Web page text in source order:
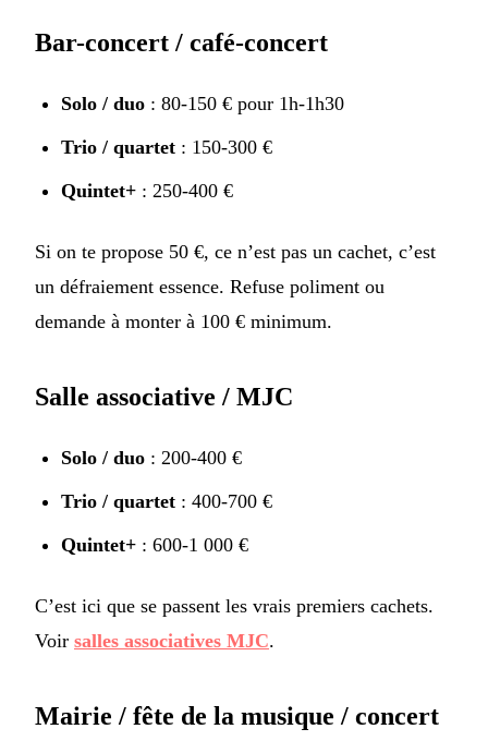
Bar-concert / café-concert
Solo / duo : 80-150 € pour 1h-1h30
Trio / quartet : 150-300 €
Quintet+ : 250-400 €
Si on te propose 50 €, ce n’est pas un cachet, c’est
un défraiement essence. Refuse poliment ou
demande à monter à 100 € minimum.
Salle associative / MJC
Solo / duo : 200-400 €
Trio / quartet : 400-700 €
Quintet+ : 600-1 000 €
C’est ici que se passent les vrais premiers cachets.
Voir salles associatives MJC.
Mairie / fête de la musique / concert